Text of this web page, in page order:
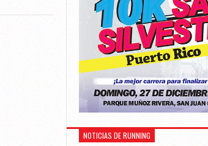
NOTICIAS DE RUNNING